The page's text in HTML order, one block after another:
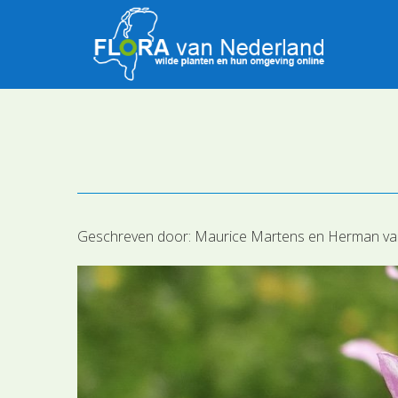
Geschreven door: Maurice Martens en Herman